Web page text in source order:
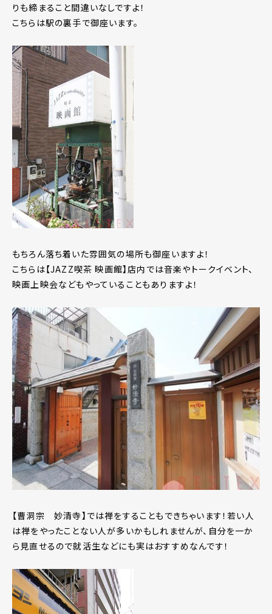
りも締まること間違いなしですよ！
こちらは駅の裏手で御座います。
もちろん落ち着いた雰囲気の場所も御座いますよ！
こちらは【JAZZ喫茶 映画館】店内では音楽やトークイベント、
映画上映会などもやっていることもありますよ！
【曹洞宗 妙清寺】では禅をすることもできちゃいます！若い人
は禅をやったことない人が多いかもしれませんが、自分を一か
ら見直せるので就活生などにも実はおすすめなんです！